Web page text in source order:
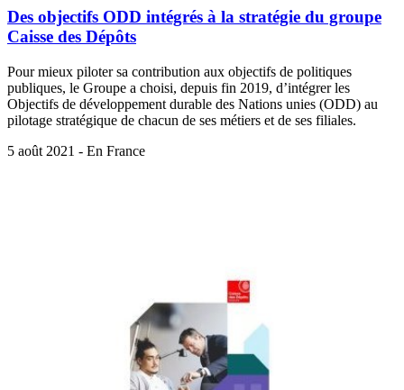
Des objectifs ODD intégrés à la stratégie du groupe
Caisse des Dépôts
Pour mieux piloter sa contribution aux objectifs de politiques
publiques, le Groupe a choisi, depuis fin 2019, d’intégrer les
Objectifs de développement durable des Nations unies (ODD) au
pilotage stratégique de chacun de ses métiers et de ses filiales.
5 août 2021 - En France